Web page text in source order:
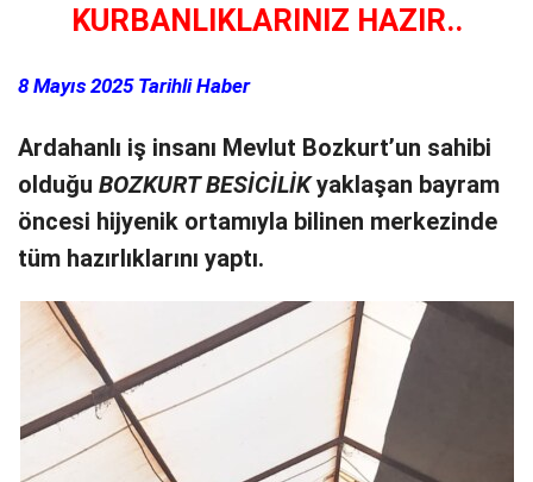
KURBANLIKLARINIZ HAZIR..
8 Mayıs 2025 Tarihli Haber
Ardahanlı iş insanı Mevlut Bozkurt’un sahibi
olduğu BOZKURT BESİCİLİKyaklaşan bayram
öncesi hijyenik ortamıyla bilinen merkezinde
tüm hazırlıklarını yaptı.